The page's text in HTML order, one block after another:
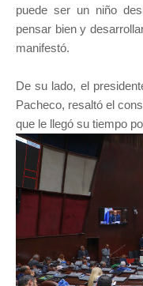
puede ser un niño
pensar bien y
manifestó.
De su lado, el
Pacheco, resaltó el
que le llegó su tiempo